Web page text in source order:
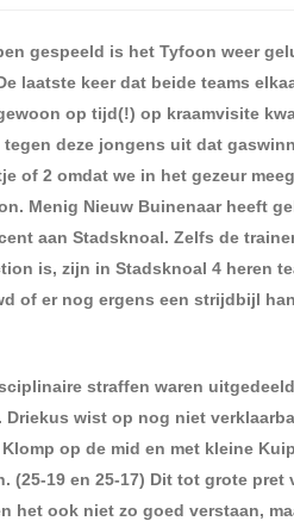
gespeeld is het Tyfoon weer
laatste keer dat beide teams
op tijd(!) op kraamvisite
deze jongens uit dat
of 2 omdat we in het gezeur
Menig Nieuw Buinenaar heeft
aan Stadsknoal. Zelfs de
is, zijn in Stadsknoal 4 heren
of er nog ergens een strijdbijl
straffen waren
wist op nog niet
op de mid en met kleine
(25-19 en 25-17) Dit tot grote pret
het ook niet zo goed verstaan,